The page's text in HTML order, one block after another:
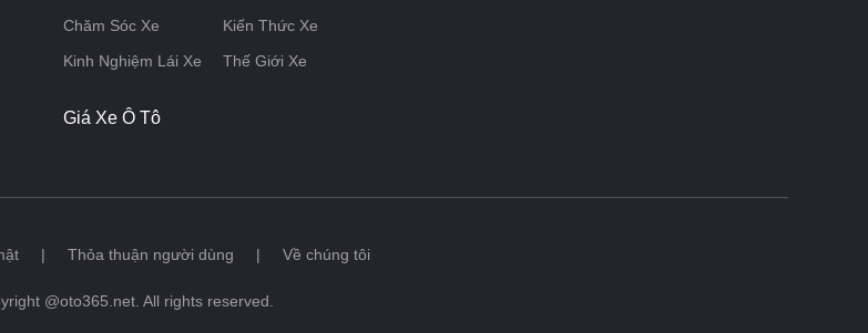
Chăm Sóc Xe
Kinh Nghiệm Lái Xe
Kiến Thức Xe
Thế Giới Xe
Giá Xe Ô Tô
| Thỏa thuận người dùng | Về chúng tôi
@oto365.net. All rights reserved.